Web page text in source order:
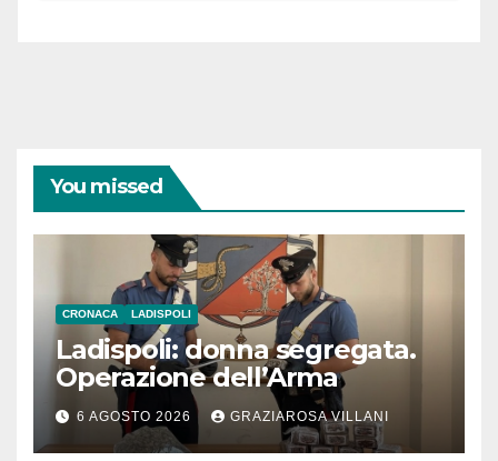
You missed
CRONACA LADISPOLI
Ladispoli: donna segregata.
Operazione dell’Arma
6 AGOSTO 2026 GRAZIAROSA VILLANI